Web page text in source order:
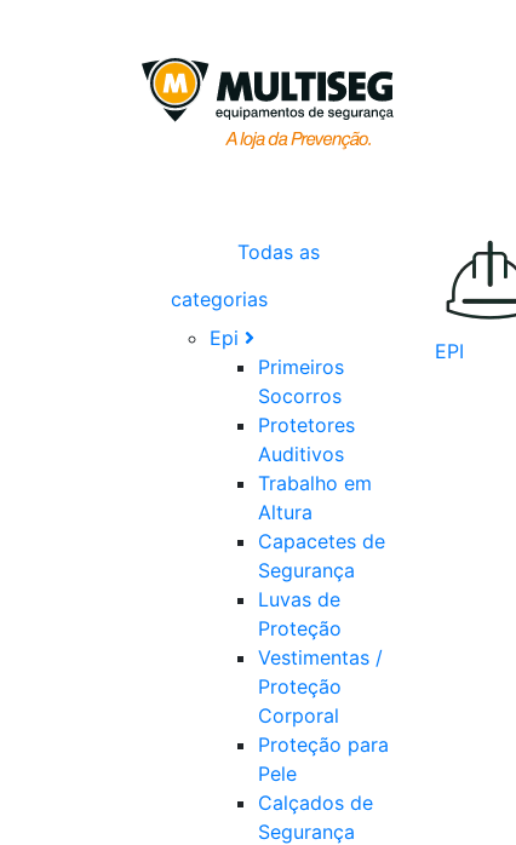
Todas as
categorias
Epi
Primeiros
Socorros
Protetores
Auditivos
Trabalho em
Altura
Capacetes de
Segurança
Luvas de
Proteção
Vestimentas /
Proteção
Corporal
Proteção para
Pele
Calçados de
Segurança
EPI